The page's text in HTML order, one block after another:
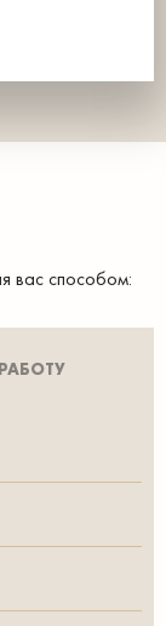
вас способом: